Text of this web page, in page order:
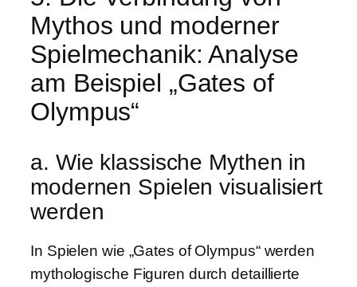
Mythos und moderner
Spielmechanik: Analyse
am Beispiel „Gates of
Olympus“
a. Wie klassische Mythen in
modernen Spielen visualisiert
werden
In Spielen wie „Gates of Olympus“ werden
mythologische Figuren durch detaillierte